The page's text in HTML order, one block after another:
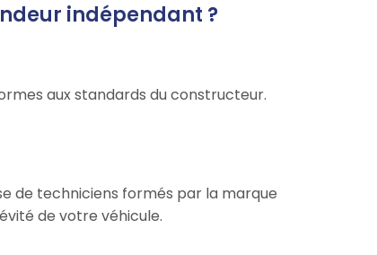
indépendant ?
aux standards du constructeur.
de techniciens formés par la marque
de votre véhicule.